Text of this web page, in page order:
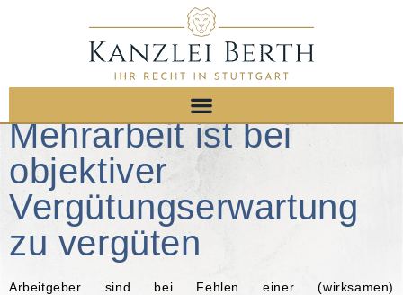
Mehrarbeit ist bei
objektiver
Vergütungserwartung
zu vergüten
Arbeitgeber sind bei Fehlen einer (wirksamen)